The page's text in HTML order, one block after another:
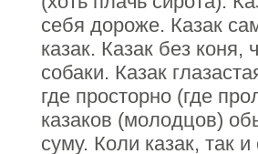
себя дороже. Казак
казак. Казак без
собаки. Казак
где просторно (где
казаков (молодцов)
суму. Коли казак, так